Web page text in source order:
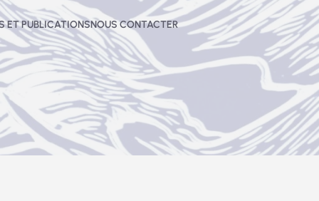
ET PUBLICATIONSNOUS CONTACTER